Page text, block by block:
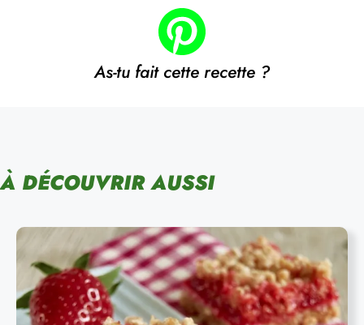
As-tu fait cette recette ?
À DÉCOUVRIR AUSSI